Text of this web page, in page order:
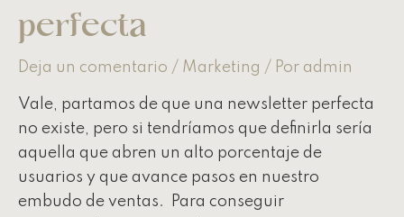
perfecta
Deja un comentario / Marketing / Por admin
Vale, partamos de que una newsletter perfecta
no existe, pero si tendríamos que definirla sería
aquella que abren un alto porcentaje de
usuarios y que avance pasos en nuestro
embudo de ventas. Para conseguir